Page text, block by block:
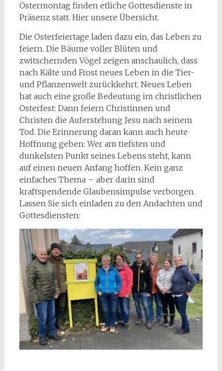
Ostermontag finden etliche Gottesdienste in
Präsenz statt. Hier unsere Übersicht.
Die Osterfeiertage laden dazu ein, das Leben zu
feiern. Die Bäume voller Blüten und
zwitschernden Vögel zeigen anschaulich, dass
nach Kälte und Frost neues Leben in die Tier-
und Pflanzenwelt zurückkehrt. Neues Leben
hat auch eine große Bedeutung im christlichen
Osterfest: Dann feiern Christinnen und
Christen die Auferstehung Jesu nach seinem
Tod. Die Erinnerung daran kann auch heute
Hoffnung geben: Wer am tiefsten und
dunkelsten Punkt seines Lebens steht, kann
auf einen neuen Anfang hoffen. Kein ganz
einfaches Thema – aber darin sind
kraftspendende Glaubensimpulse verborgen.
Lassen Sie sich einladen zu den Andachten und
Gottesdiensten: